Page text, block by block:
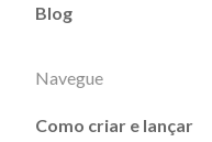
Blog
Navegue
Como criar e lançar